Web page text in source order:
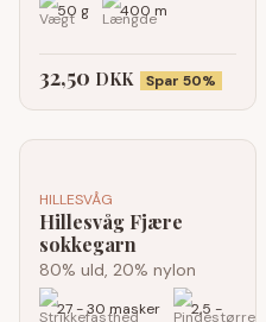
50 g 400 m
32,50 DKK Spar 50%
HILLESVÅG
Hillesvåg Fjære
sokkegarn
80% uld, 20% nylon
27 - 30 masker
2,5 -